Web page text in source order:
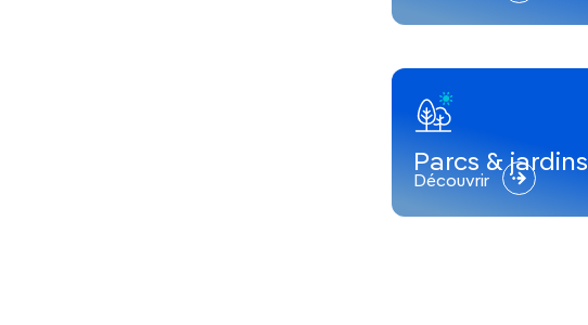
Parcs & jardins
Découvrir